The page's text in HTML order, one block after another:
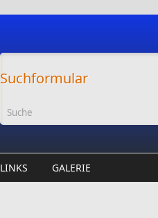
Suchformular
LINKS GALERIE